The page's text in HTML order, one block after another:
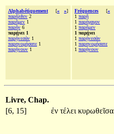
Alphabétiquement [« »]
παρῆλθεν 2
παρῆμεν 1
παρῆν 6
παρῄνει 1
παρῄνεσάν 1
παρηνομήσατε 1
παρῄνουν 1
Fréquences [«
1 παρῇ
1 παρήγαγον
1 παρῆμεν
1 παρῄνει
1 παρῄνεσάν
1 παρηνομήσατε
1 παρῄνουν
Livre, Chap.
[6, 15]
ἐν τέλει κυρωθεῖσα